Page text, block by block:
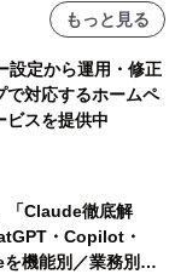
もっと見る
設定から運用・修正
で対応するホームペ
ビスを提供中
「Claude徹底解
・Copilot・
機能別／業務別に